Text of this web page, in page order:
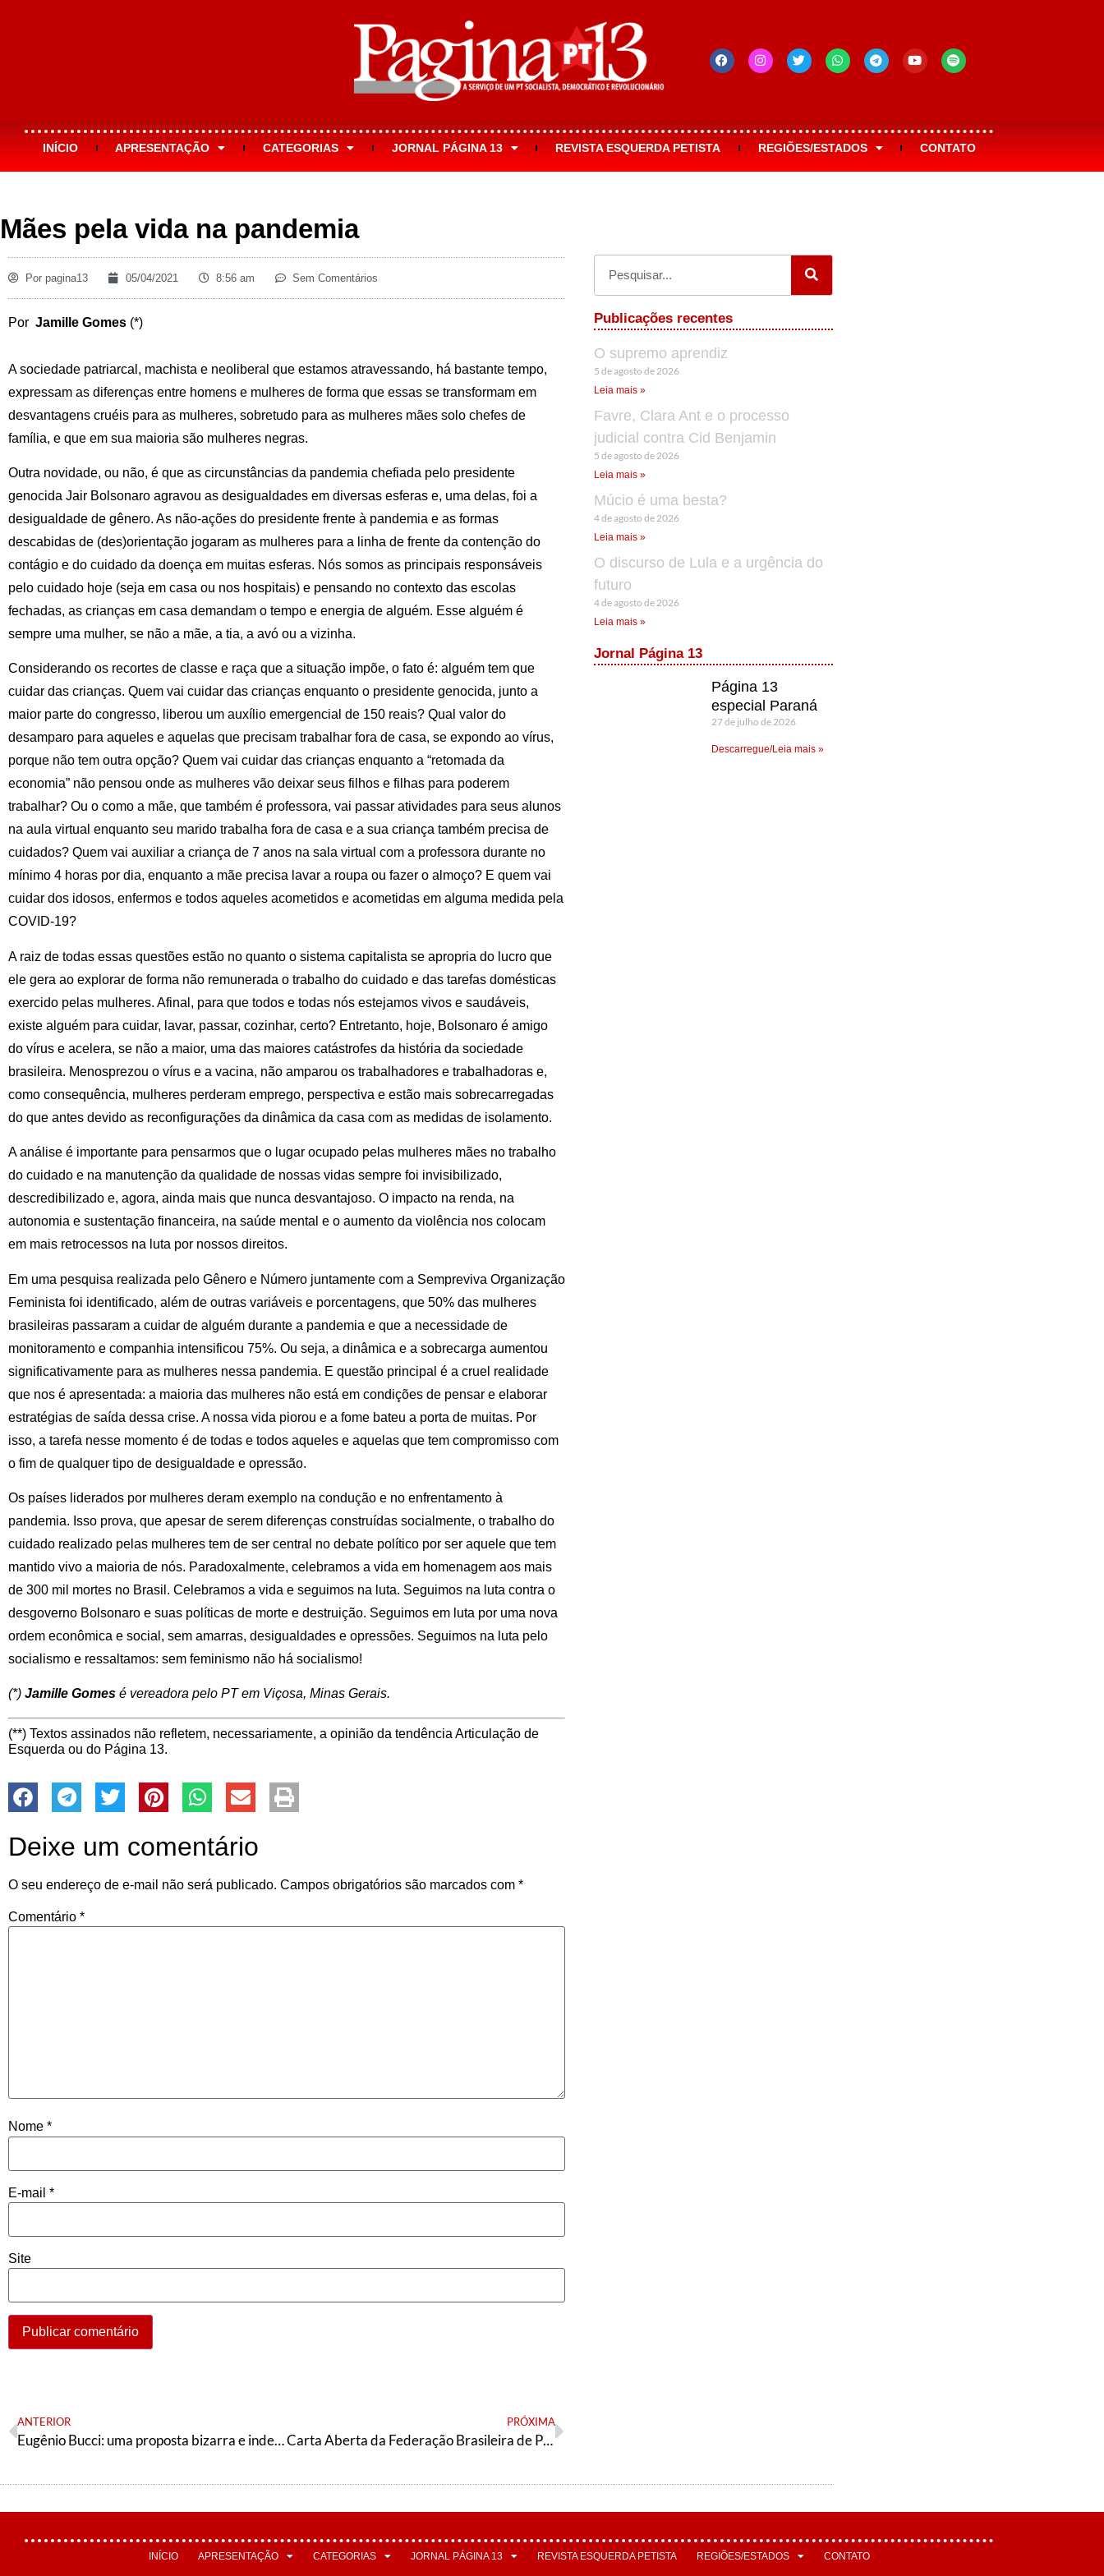
INÍCIO APRESENTAÇÃO CATEGORIAS JORNAL PÁGINA 13 REVISTA ESQUERDA PETISTA REGIÕES/ESTADOS CONTATO
Mães pela vida na pandemia
Por pagina13 05/04/2021 8:56 am Sem Comentários
Por Jamille Gomes (*)
A sociedade patriarcal, machista e neoliberal que estamos atravessando, há bastante tempo,
expressam as diferenças entre homens e mulheres de forma que essas se transformam em
desvantagens cruéis para as mulheres, sobretudo para as mulheres mães solo chefes de
família, e que em sua maioria são mulheres negras.
Outra novidade, ou não, é que as circunstâncias da pandemia chefiada pelo presidente
genocida Jair Bolsonaro agravou as desigualdades em diversas esferas e, uma delas, foi a
desigualdade de gênero. As não-ações do presidente frente à pandemia e as formas
descabidas de (des)orientação jogaram as mulheres para a linha de frente da contenção do
contágio e do cuidado da doença em muitas esferas. Nós somos as principais responsáveis
pelo cuidado hoje (seja em casa ou nos hospitais) e pensando no contexto das escolas
fechadas, as crianças em casa demandam o tempo e energia de alguém. Esse alguém é
sempre uma mulher, se não a mãe, a tia, a avó ou a vizinha.
Considerando os recortes de classe e raça que a situação impõe, o fato é: alguém tem que
cuidar das crianças. Quem vai cuidar das crianças enquanto o presidente genocida, junto a
maior parte do congresso, liberou um auxílio emergencial de 150 reais? Qual valor do
desamparo para aqueles e aquelas que precisam trabalhar fora de casa, se expondo ao vírus,
porque não tem outra opção? Quem vai cuidar das crianças enquanto a “retomada da
economia” não pensou onde as mulheres vão deixar seus filhos e filhas para poderem
trabalhar? Ou o como a mãe, que também é professora, vai passar atividades para seus alunos
na aula virtual enquanto seu marido trabalha fora de casa e a sua criança também precisa de
cuidados? Quem vai auxiliar a criança de 7 anos na sala virtual com a professora durante no
mínimo 4 horas por dia, enquanto a mãe precisa lavar a roupa ou fazer o almoço? E quem vai
cuidar dos idosos, enfermos e todos aqueles acometidos e acometidas em alguma medida pela
COVID-19?
A raiz de todas essas questões estão no quanto o sistema capitalista se apropria do lucro que
ele gera ao explorar de forma não remunerada o trabalho do cuidado e das tarefas domésticas
exercido pelas mulheres. Afinal, para que todos e todas nós estejamos vivos e saudáveis,
existe alguém para cuidar, lavar, passar, cozinhar, certo? Entretanto, hoje, Bolsonaro é amigo
do vírus e acelera, se não a maior, uma das maiores catástrofes da história da sociedade
brasileira. Menosprezou o vírus e a vacina, não amparou os trabalhadores e trabalhadoras e,
como consequência, mulheres perderam emprego, perspectiva e estão mais sobrecarregadas
do que antes devido as reconfigurações da dinâmica da casa com as medidas de isolamento.
A análise é importante para pensarmos que o lugar ocupado pelas mulheres mães no trabalho
do cuidado e na manutenção da qualidade de nossas vidas sempre foi invisibilizado,
descredibilizado e, agora, ainda mais que nunca desvantajoso. O impacto na renda, na
autonomia e sustentação financeira, na saúde mental e o aumento da violência nos colocam
em mais retrocessos na luta por nossos direitos.
Em uma pesquisa realizada pelo Gênero e Número juntamente com a Sempreviva Organização
Feminista foi identificado, além de outras variáveis e porcentagens, que 50% das mulheres
brasileiras passaram a cuidar de alguém durante a pandemia e que a necessidade de
monitoramento e companhia intensificou 75%. Ou seja, a dinâmica e a sobrecarga aumentou
significativamente para as mulheres nessa pandemia. E questão principal é a cruel realidade
que nos é apresentada: a maioria das mulheres não está em condições de pensar e elaborar
estratégias de saída dessa crise. A nossa vida piorou e a fome bateu a porta de muitas. Por
isso, a tarefa nesse momento é de todas e todos aqueles e aquelas que tem compromisso com
o fim de qualquer tipo de desigualdade e opressão.
Os países liderados por mulheres deram exemplo na condução e no enfrentamento à
pandemia. Isso prova, que apesar de serem diferenças construídas socialmente, o trabalho do
cuidado realizado pelas mulheres tem de ser central no debate político por ser aquele que tem
mantido vivo a maioria de nós. Paradoxalmente, celebramos a vida em homenagem aos mais
de 300 mil mortes no Brasil. Celebramos a vida e seguimos na luta. Seguimos na luta contra o
desgoverno Bolsonaro e suas políticas de morte e destruição. Seguimos em luta por uma nova
ordem econômica e social, sem amarras, desigualdades e opressões. Seguimos na luta pelo
socialismo e ressaltamos: sem feminismo não há socialismo!
(*) Jamille Gomes é vereadora pelo PT em Viçosa, Minas Gerais.
(**) Textos assinados não refletem, necessariamente, a opinião da tendência Articulação de
Esquerda ou do Página 13.
Deixe um comentário
O seu endereço de e-mail não será publicado. Campos obrigatórios são marcados com *
Comentário *
Nome *
E-mail *
Site
ANTERIOR
Eugênio Bucci: uma proposta bizarra e indecente
PRÓXIMA
Carta Aberta da Federação Brasileira de Psicanálise chama atenção para os efeitos traumáticos da pandemia
Publicações recentes
O supremo aprendiz
5 de agosto de 2026
Leia mais »
Favre, Clara Ant e o processo
judicial contra Cid Benjamin
5 de agosto de 2026
Leia mais »
Múcio é uma besta?
4 de agosto de 2026
Leia mais »
O discurso de Lula e a urgência do
futuro
4 de agosto de 2026
Leia mais »
Jornal Página 13
Página 13
especial Paraná
27 de julho de 2026
Descarregue/Leia mais »
INÍCIO APRESENTAÇÃO CATEGORIAS JORNAL PÁGINA 13 REVISTA ESQUERDA PETISTA REGIÕES/ESTADOS CONTATO